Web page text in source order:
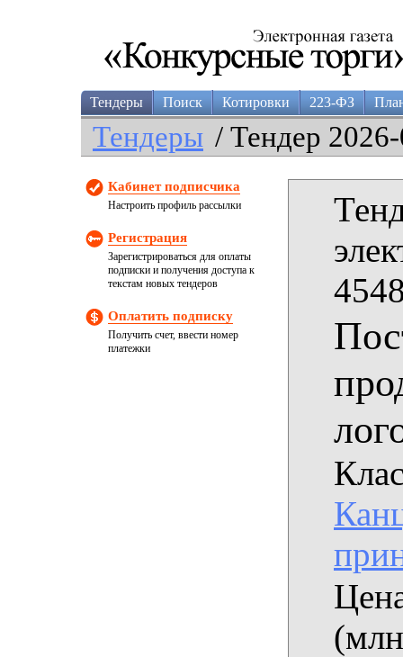
Тендеры Поиск Котировки 223-ФЗ
Тендеры / Тендер
Кабинет подписчика
Настроить профиль рассылки
Регистрация
Зарегистрироваться для оплаты
подписки и получения доступа к
текстам новых тендеров
Оплатить подписку
Получить счет, ввести номер
платежки